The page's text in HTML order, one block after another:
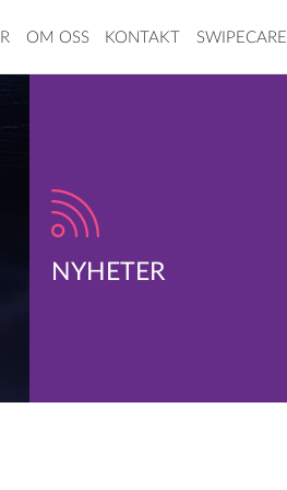
OM OSS KONTAKT SWIPECARE
NYHETER